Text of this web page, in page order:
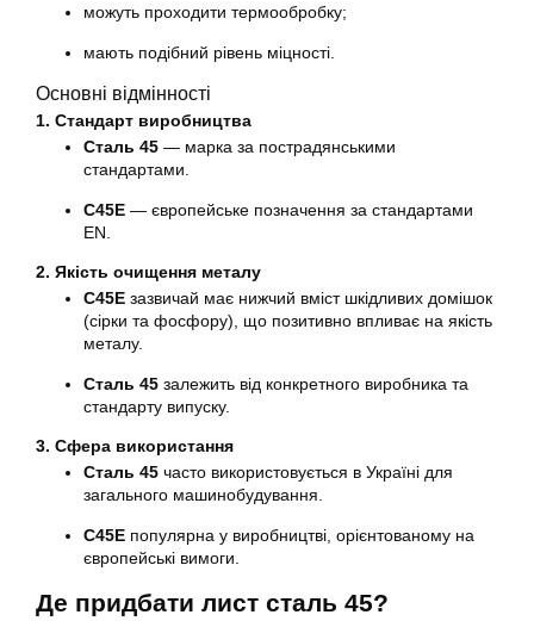
можуть проходити термообробку;
мають подібний рівень міцності.
Основні відмінності
1. Стандарт виробництва
Сталь 45 — марка за пострадянськими
стандартами.
C45E — європейське позначення за стандартами
EN.
2. Якість очищення металу
C45E зазвичай має нижчий вміст шкідливих домішок
(сірки та фосфору), що позитивно впливає на якість
металу.
Сталь 45 залежить від конкретного виробника та
стандарту випуску.
3. Сфера використання
Сталь 45 часто використовується в Україні для
загального машинобудування.
C45E популярна у виробництві, орієнтованому на
європейські вимоги.
Де придбати лист сталь 45?